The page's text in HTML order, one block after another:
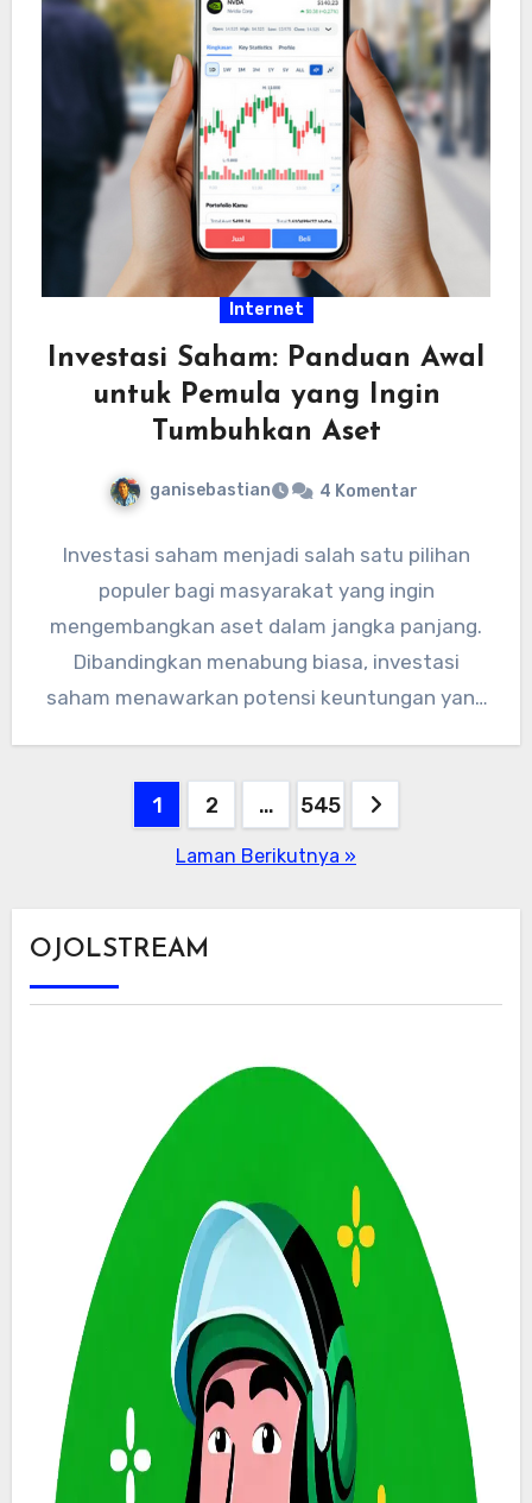
Internet
Investasi Saham: Panduan Awal
untuk Pemula yang Ingin
Tumbuhkan Aset
ganisebastian 4 Komentar
Investasi saham menjadi salah satu pilihan
populer bagi masyarakat yang ingin
mengembangkan aset dalam jangka panjang.
Dibandingkan menabung biasa, investasi
saham menawarkan potensi keuntungan yang
Paginasi
1 2 … 545
Laman Berikutnya »
OJOLSTREAM